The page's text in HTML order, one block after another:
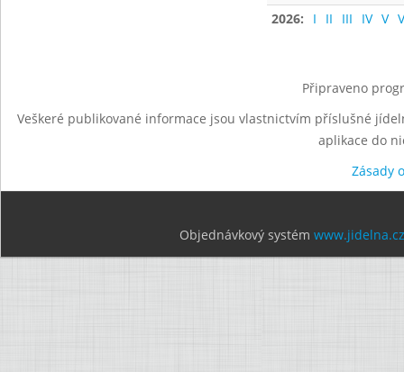
2026:
I II III IV V
Připraveno
Veškeré publikované informace jsou vlastnictvím příslušné
aplikace do
Zásady
Objednávkový systém www.jidelna.cz